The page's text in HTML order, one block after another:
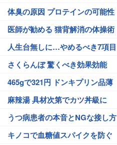
体臭の原因 プロテインの可能性
医師が勧める 猫背解消の体操術
人生台無しに…やめるべき7項目
さくらんぼ 驚くべき効果効能
465gで321円 ドンキプリン品薄
麻辣湯 具材次第でカツ丼級に
うつ病患者の本音とNGな接し方
キノコで血糖値スパイクを防ぐ